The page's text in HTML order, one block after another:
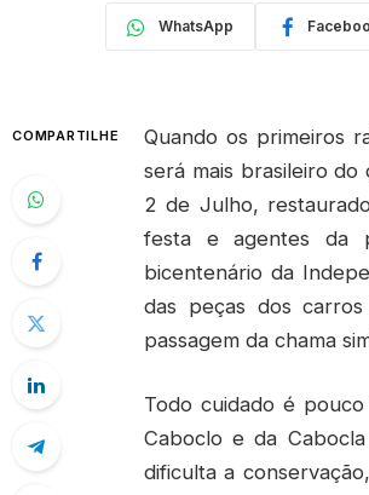
WhatsApp
COMPARTILHE
Quando os primeiros
será mais brasileiro
2 de Julho,
festa e agentes da
bicentenário da
das peças dos
passagem da chama
Todo cuidado é
Caboclo e da
dificulta a